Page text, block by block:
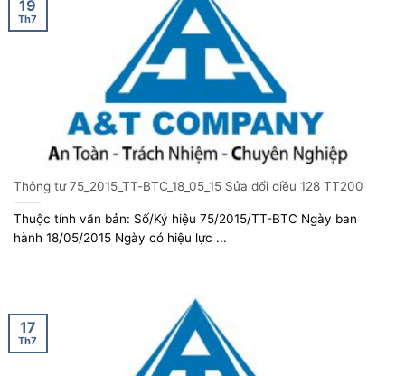
Thông tư 75_2015_TT-BTC_18_05_15 Sửa đổi điều 128 TT200
Thuộc tính văn bản: Số/Ký hiệu 75/2015/TT-BTC Ngày ban
hành 18/05/2015 Ngày có hiệu lực ...
19
Th7
17
Th7